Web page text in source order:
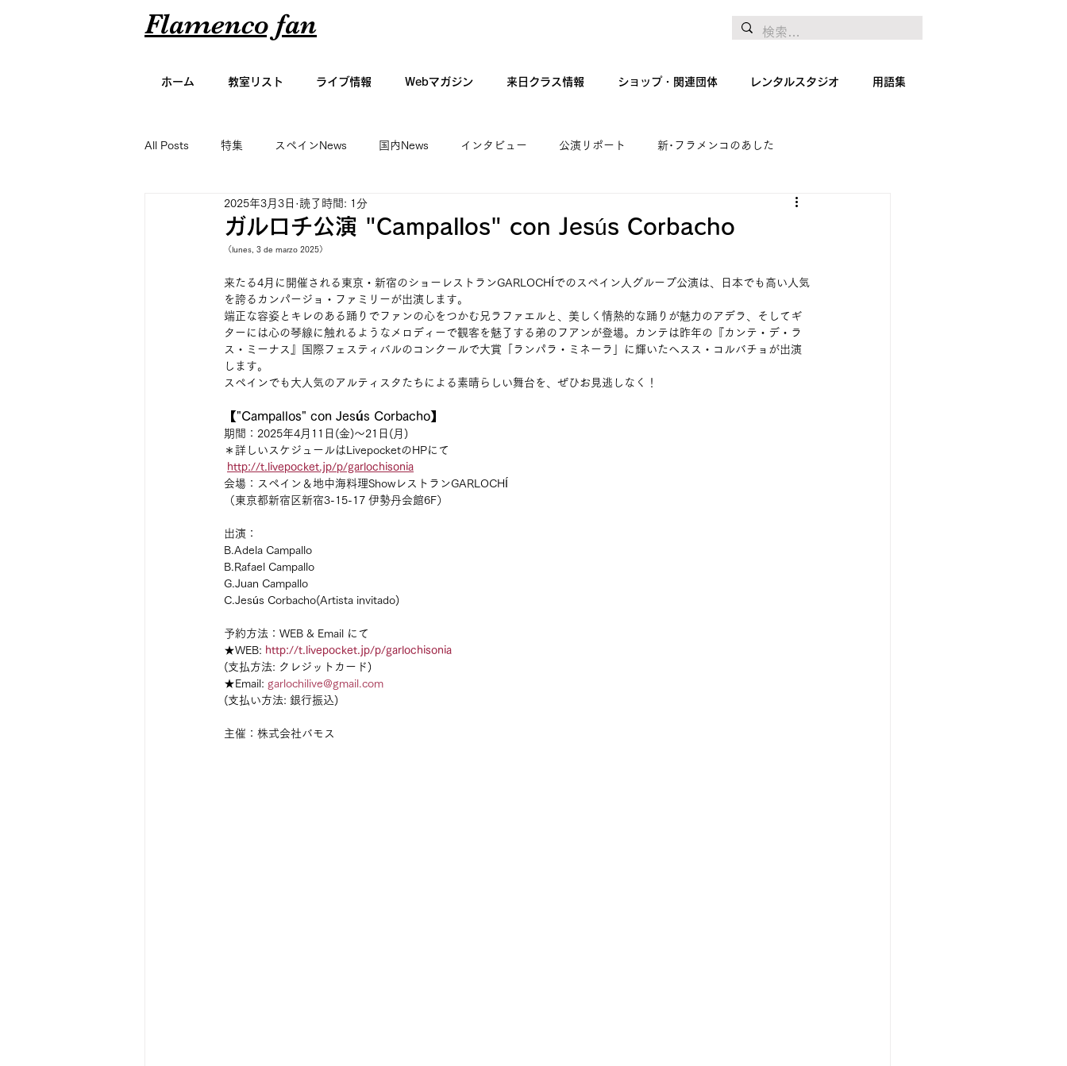
Flamenco fan
ホーム 教室リスト ライブ情報 Webマガジン 来日クラス情報 ショップ・関連団体 レンタルスタジオ 用語集
All Posts 特集 スペインNews 国内News インタビュー 公演リポート 新･フラメンコのあした
アーティスト名鑑 エッセイ 絵画
ガルロチ公演 "Campallos" con Jesús Corbacho
2025年3月3日 読了時間: 1分
（lunes, 3 de marzo 2025）
来たる4月に開催される東京・新宿のショーレストランGARLOCHÍでのスペイン人グループ公演は、日本でも高い人気
を誇るカンパージョ・ファミリーが出演します。
端正な容姿とキレのある踊りでファンの心をつかむ兄ラファエルと、美しく情熱的な踊りが魅力のアデラ、そしてギ
ターには心の琴線に触れるようなメロディーで観客を魅了する弟のフアンが登場。カンテは昨年の『カンテ・デ・ラ
ス・ミーナス』国際フェスティバルのコンクールで大賞「ランパラ・ミネーラ」に輝いたヘスス・コルバチョが出演
します。
スペインでも大人気のアルティスタたちによる素晴らしい舞台を、ぜひお見逃しなく！
【"Campallos" con Jesús Corbacho】
期間：2025年4月11日(金)～21日(月)
＊詳しいスケジュールはLivepocketのHPにて
http://t.livepocket.jp/p/garlochisonia
会場：スペイン＆地中海料理ShowレストランGARLOCHÍ
（東京都新宿区新宿3-15-17 伊勢丹会館6F）
出演：
B.Adela Campallo
B.Rafael Campallo
G.Juan Campallo
C.Jesús Corbacho(Artista invitado)
予約方法：WEB & Email にて
★WEB: http://t.livepocket.jp/p/garlochisonia
(支払方法: クレジットカード)
★Email: garlochilive@gmail.com
(支払い方法: 銀行振込)
主催：株式会社バモス